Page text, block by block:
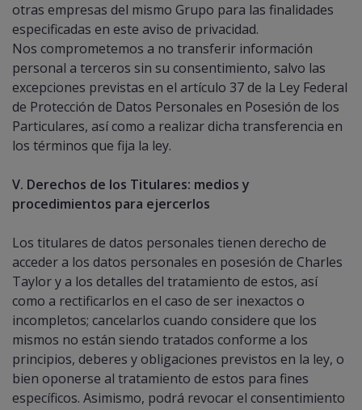
otras empresas del mismo Grupo para las finalidades
especificadas en este aviso de privacidad.
Nos comprometemos a no transferir información
personal a terceros sin su consentimiento, salvo las
excepciones previstas en el artículo 37 de la Ley Federal
de Protección de Datos Personales en Posesión de los
Particulares, así como a realizar dicha transferencia en
los términos que fija la ley.
V. Derechos de los Titulares: medios y
procedimientos para ejercerlos
Los titulares de datos personales tienen derecho de
acceder a los datos personales en posesión de Charles
Taylor y a los detalles del tratamiento de estos, así
como a rectificarlos en el caso de ser inexactos o
incompletos; cancelarlos cuando considere que los
mismos no están siendo tratados conforme a los
principios, deberes y obligaciones previstos en la ley, o
bien oponerse al tratamiento de estos para fines
específicos. Asimismo, podrá revocar el consentimiento